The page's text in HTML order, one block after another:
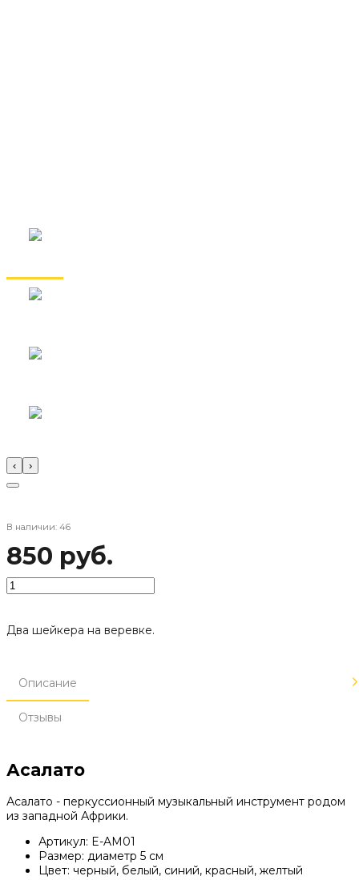
‹ ›
В наличии: 46
850 руб.
Два шейкера на веревке.
Описание
Отзывы
Асалато
Асалато - перкуссионный музыкальный инструмент родом
из западной Африки.
Артикул: E-AM01
Размер: диаметр 5 см
Цвет: черный, белый, синий, красный, желтый